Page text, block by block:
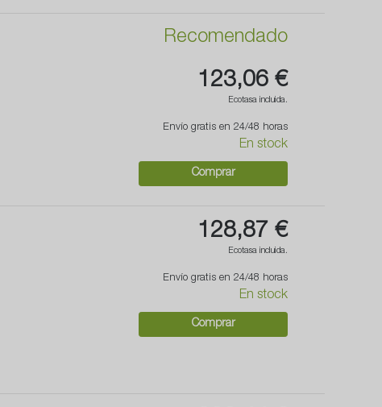
Recomendado
123,06 €
Ecotasa incluida.
Envío gratis en 24/48 horas
En stock
Comprar
128,87 €
Ecotasa incluida.
Envío gratis en 24/48 horas
En stock
Comprar